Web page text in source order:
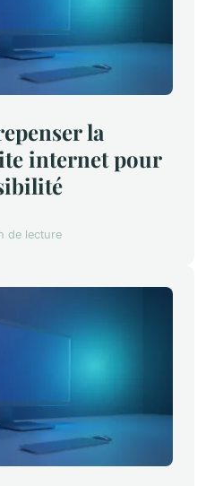
la
internet pour
de lecture